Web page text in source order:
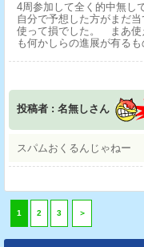
4周参加して全く的中無し
自分で予想した方がまだ
使って損でした。 まあ使
も何かしらの進展が有るも
投稿者 : 名無しさん
スパムおくるんじゃねー
1 2 3 ＞